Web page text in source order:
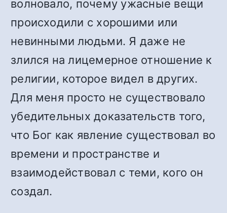
волновало, почему ужасные вещи
происходили с хорошими или
невинными людьми. Я даже не
злился на лицемерное отношение к
религии, которое видел в других.
Для меня просто не существовало
убедительных доказательств того,
что Бог как явление существовал во
времени и пространстве и
взаимодействовал с теми, кого он
создал.